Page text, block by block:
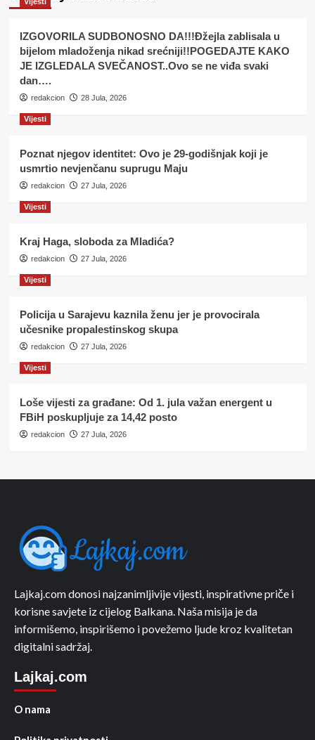
IZGOVORILA SUDBONOSNO DA!!!Đžejla zablisala u
bijelom mladoženja nikad srećniji!!POGEDAJTE KAKO
JE IZGLEDALA SVEČANOST..Ovo se ne viđa svaki
dan….
redakcion 28 Jula, 2026
Vijesti
Poznat njegov identitet: Ovo je 29-godišnjak koji je
usmrtio nevjenčanu suprugu Maju
redakcion 27 Jula, 2026
Vijesti
Kraj Haga, sloboda za Mladića?
redakcion 27 Jula, 2026
Vijesti
Policija u Sarajevu kaznila ženu jer je provocirala
učesnike propalestinskog skupa
redakcion 27 Jula, 2026
Vijesti
Loše vijesti za građane: Od 1. jula važan energent u
FBiH poskupljuje za 14,42 posto
redakcion 27 Jula, 2026
Lajkaj.com donosi najzanimljivije vijesti, inspirativne priče i
korisne savjete iz cijelog Balkana. Naša misija je da
informišemo, inspirišemo i povežemo ljude kroz kvalitetan
digitalni sadržaj.
Lajkaj.com
O nama